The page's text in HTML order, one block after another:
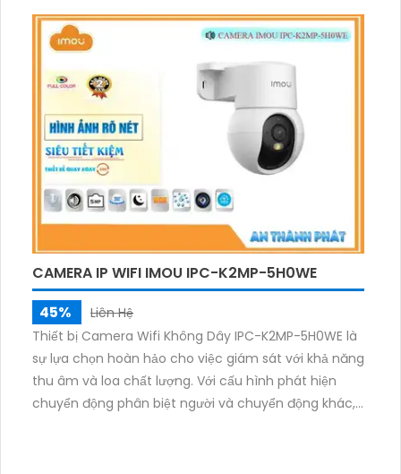
nối qua dây mạng, giúp truyền tải hình ảnh một cách
nhanh chóng và ổn định. Ngoài ra, camera DH-IPC-
HDBW1230EP-S5 cũng có khả năng ghi hình, gửi
thông báo đến điện thoại khi phát hiện chuyển động
và hỗ trợ các tính năng thông minh như nhận dạng
khuôn mặt và đếm người. Đây là lựa chọn lý tưởng
để nâng cao an ninh và đảm bảo sự an toàn cho
không gian của bạn.
CAMERA IP WIFI IMOU IPC-K2MP-5H0WE
45%
Liên Hệ
Thiết bị Camera Wifi Không Dây IPC-K2MP-5H0WE là
sự lựa chọn hoàn hảo cho việc giám sát với khả năng
thu âm và loa chất lượng. Với cấu hình phát hiện
chuyển động phân biệt người và chuyển động khác,